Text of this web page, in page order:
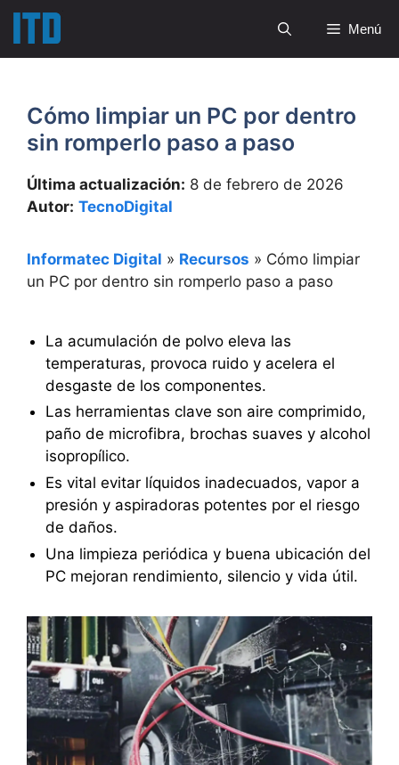
Saltar
contenido
Menú
Cómo limpiar un PC por dentro
sin romperlo paso a paso
Última actualización: 8 de febrero de 2026
Autor: TecnoDigital
Informatec Digital » Recursos » Cómo limpiar
un PC por dentro sin romperlo paso a paso
La acumulación de polvo eleva las
temperaturas, provoca ruido y acelera el
desgaste de los componentes.
Las herramientas clave son aire comprimido,
paño de microfibra, brochas suaves y alcohol
isopropílico.
Es vital evitar líquidos inadecuados, vapor a
presión y aspiradoras potentes por el riesgo
de daños.
Una limpieza periódica y buena ubicación del
PC mejoran rendimiento, silencio y vida útil.